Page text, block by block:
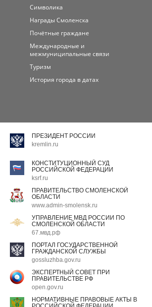
Символика
Награды Смоленска
Почётные граждане
Международные и
межмуниципальные связи
Туризм
История города в датах
ПРЕЗИДЕНТ РОССИИ
kremlin.ru
КОНСТИТУЦИОННЫЙ СУД
РОССИЙСКОЙ ФЕДЕРАЦИИ
ksrf.ru
ПРАВИТЕЛЬСТВО СМОЛЕНСКОЙ
ОБЛАСТИ
www.admin-smolensk.ru
УПРАВЛЕНИЕ МВД РОССИИ ПО
СМОЛЕНСКОЙ ОБЛАСТИ
67.мвд.рф
ПОРТАЛ ГОСУДАРСТВЕННОЙ
ГРАЖДАНСКОЙ СЛУЖБЫ
gossluzhba.gov.ru
ЭКСПЕРТНЫЙ СОВЕТ ПРИ
ПРАВИТЕЛЬСТВЕ РФ
open.gov.ru
НОРМАТИВНЫЕ ПРАВОВЫЕ АКТЫ В